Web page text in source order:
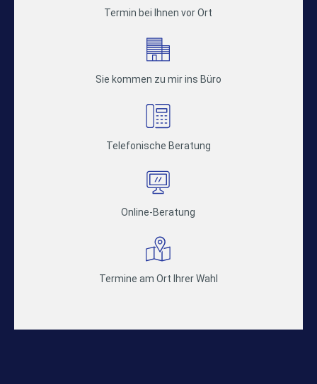
Termin bei Ihnen vor Ort
Sie kommen zu mir ins Büro
Telefonische Beratung
Online-Beratung
Termine am Ort Ihrer Wahl